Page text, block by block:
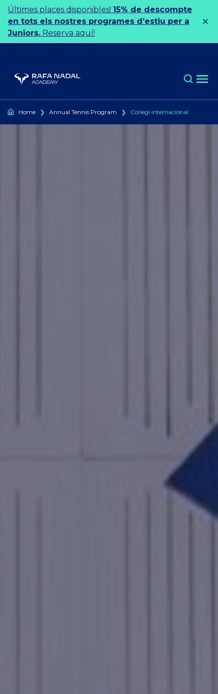
Ir al contenido
Últimes places disponibles! 15% de descompte
en tots els nostres programes d’estiu per a
Juniors. Reserva aquí!
Home ❯ Annual Tennis Program ❯ Col·legi internacional